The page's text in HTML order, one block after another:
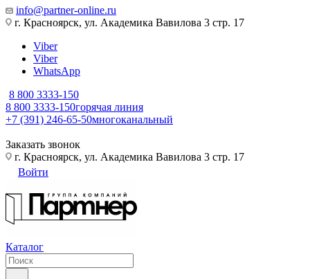
info@partner-online.ru
г. Красноярск, ул. Академика Вавилова 3 стр. 17
Viber
Viber
WhatsApp
8 800 3333-150
8 800 3333-150горячая линия
+7 (391) 246-65-50многоканальный
Заказать звонок
г. Красноярск, ул. Академика Вавилова 3 стр. 17
Войти
Каталог